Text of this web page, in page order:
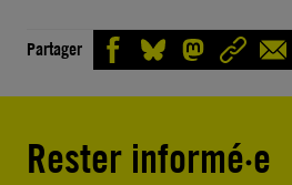
Partager
Rester informé·e